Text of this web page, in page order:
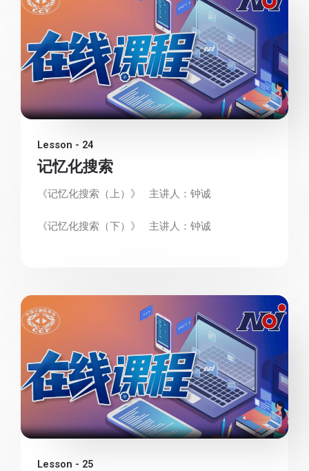
Lesson - 24
记忆化搜索
《记忆化搜索（上）》 主讲人：钟诚
《记忆化搜索（下）》 主讲人：钟诚
Lesson - 25